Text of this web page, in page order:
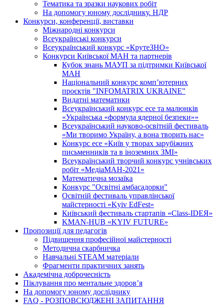
Тематика та зразки наукових робіт
На допомогу юному досліднику. НДР
Конкурси, конференції, виставки
Міжнародні конкурси
Всеукраїнські конкурси
Всеукраїнський конкурс «КрутеЗНО»
Конкурси Київської МАН та партнерів
Кубок знань МАУП за підтримки Київської
МАН
Національний конкурс комп’ютерних
проєктів "INFOMATRIX UKRAINE"
Видатні математики
Всеукраїнський конкурс есе та малюнків
«Українська «формула ядерної безпеки»»
Всеукраїнський науково-освітній фестиваль
«Ми творимо Україну, а вона творить нас»
Конкурс есе «Київ у творах зарубіжних
письменників та в іноземних ЗМІ»
Всеукраїнський творчий конкурс учнівських
робіт «МедіаМАН-2021»
Математична мозаїка
Конкурс "Освітні амбасадорки"
Освітній фестиваль управлінської
майстерності «Kyiv EdFest»
Київський фестиваль стартапів «Class-IDEЯ»
KMAN-HUB «KYIV FUTURE»
Пропозиції для педагогів
Підвищення професійної майстерності
Методична скарбничка
Навчальні STEAM матеріали
Фрагменти практичних занять
Академічна доброчесність
Піклування про ментальне здоровʼя
На допомогу юному досліднику
FAQ - РОЗПОВСЮДЖЕНІ ЗАПИТАННЯ